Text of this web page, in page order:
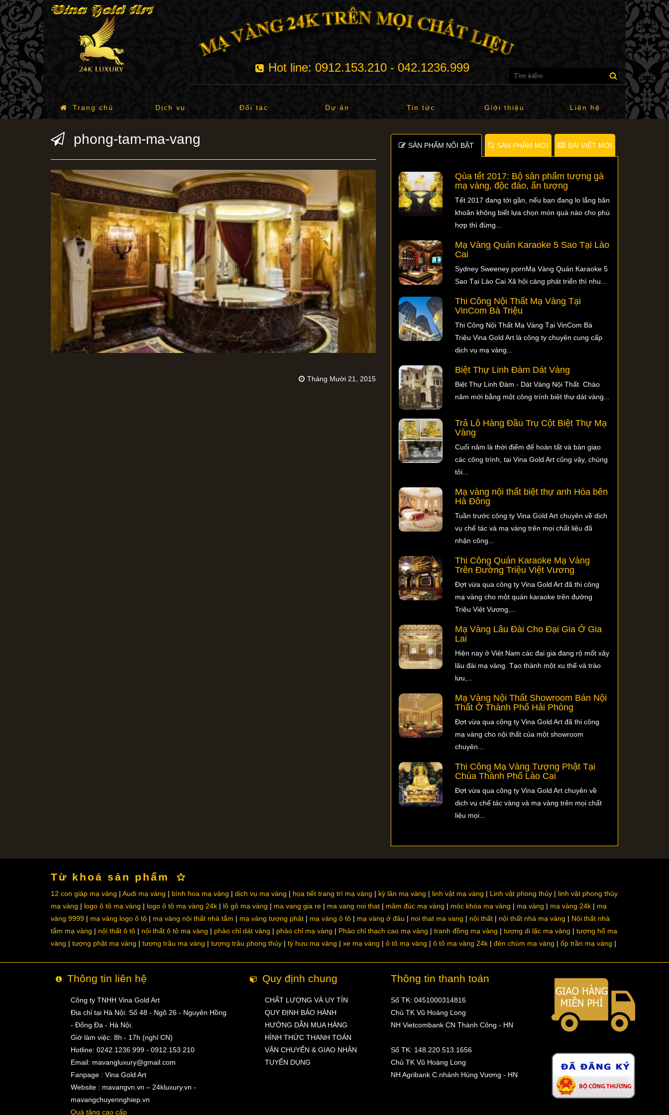
Hot line: 0912.153.210 - 042.1236.999
Trang chủ Dịch vụ Đối tác Dự án Tin tức Giới thiệu Liên hệ
phong-tam-ma-vang
Tháng Mười 21, 2015
SẢN PHẨM NỐI BẬT SẢN PHẨM MỚI BÀI VIẾT MỚI
Qùa tết 2017: Bộ sản phẩm tượng gà
mạ vàng, độc đáo, ấn tượng
Tết 2017 đang tới gần, nếu bạn đang lo lắng băn
khoăn không biết lựa chọn món quà nào cho phù
hợp thì đừng...
Mạ Vàng Quán Karaoke 5 Sao Tại Lào
Cai
Sydney Sweeney pornMạ Vàng Quán Karaoke 5
Sao Tại Lào Cai Xã hội càng phát triển thì nhu...
Thi Công Nội Thất Mạ Vàng Tại
VinCom Bà Triệu
Thi Công Nội Thất Mạ Vàng Tại VinCom Bà
Triệu Vina Gold Art là công ty chuyên cung cấp
dịch vụ mạ vàng...
Biệt Thự Linh Đàm Dát Vàng
Biệt Thự Linh Đàm - Dát Vàng Nội Thất Chào
năm mới bằng một công trình biệt thự dát vàng...
Trả Lô Hàng Đầu Trụ Cột Biệt Thự Mạ
Vàng
Cuối năm là thời điểm để hoàn tất và bàn giao
các công trình, tại Vina Gold Art cũng vậy, chúng
tôi...
Mạ vàng nội thất biệt thự anh Hòa bên
Hà Đông
Tuần trước công ty Vina Gold Art chuyên về dịch
vụ chế tác và mạ vàng trên mọi chất liệu đã
nhận công...
Thi Công Quán Karaoke Mạ Vàng
Trên Đường Triệu Việt Vương
Đợt vừa qua công ty Vina Gold Art đã thi công
mạ vàng cho một quán karaoke trên đường
Triệu Việt Vương,...
Mạ Vàng Lâu Đài Cho Đại Gia Ở Gia
Lai
Hiện nay ở Việt Nam các đại gia đang rộ mốt xây
lâu đài mạ vàng. Tạo thành một xu thế và trào
lưu,...
Mạ Vàng Nội Thất Showroom Bán Nội
Thất Ở Thành Phố Hải Phòng
Đợt vừa qua công ty Vina Gold Art đã thi công
mạ vàng cho nội thất của một showroom
chuyên...
Thi Công Mạ Vàng Tượng Phật Tại
Chùa Thành Phố Lào Cai
Đợt vừa qua công ty Vina Gold Art chuyên về
dịch vụ chế tác vàng và mạ vàng trên mọi chất
liệu mọi...
Từ khoá sản phẩm
12 con giáp mạ vàng Audi mạ vàng bình hoa mạ vàng dịch vụ mạ vàng họa tiết trang trí mạ vàng kỳ lân mạ vàng linh vật mạ vàng Linh vật phong thủy
linh vật phong thủy
mạ vàng
logo ô tô mạ vàng logo ô tô mạ vàng 24k lô gô mạ vàng ma vang gia re ma vang noi that mâm đúc mạ vàng móc khóa mạ vàng mạ vàng mạ vàng 24k
mạ
vàng 9999
mạ vàng logo ô tô mạ vàng nội thất nhà tắm mạ vàng tượng phật mạ vàng ô tô mạ vàng ở đâu noi that ma vang nội thất nội thất nhà mạ vàng
Nội thất nhà
tắm mạ vàng
nội thất ô tô nội thất ô tô mạ vàng phào chỉ dát vàng phào chỉ mạ vàng Phào chỉ thạch cao mạ vàng tranh đồng mạ vàng tượng di lặc mạ vàng
tượng hổ mạ
vàng
tượng phật mạ vàng tượng trâu mạ vàng tượng trâu phong thủy tỳ hưu mạ vàng xe mạ vàng ô tô mạ vàng ô tô mạ vàng 24k đèn chùm mạ vàng ốp trần mạ vàng
Thông tin liên hệ
Công ty TNHH Vina Gold Art
Địa chỉ tại Hà Nội: Số 48 - Ngõ 26 - Nguyên Hồng
- Đống Đa - Hà Nội.
Giờ làm việc: 8h - 17h (nghỉ CN)
Hotline: 0242.1236.999 - 0912.153.210
Email: mavangluxury@gmail.com
Fanpage : Vina Gold Art
Website : mavangvn.vn – 24kluxury.vn -
mavangchuyennghiep.vn
Quà tặng cao cấp
Quy định chung
CHẤT LƯỢNG VÀ UY TÍN
QUY ĐỊNH BẢO HÀNH
HƯỚNG DẪN MUA HÀNG
HÌNH THỨC THANH TOÁN
VẬN CHUYỂN & GIAO NHẬN
TUYỂN DỤNG
Thông tin thanh toán
Số TK: 0451000314816
Chủ TK Vũ Hoàng Long
NH Vietcombank CN Thành Công - HN
Số TK: 148.220.513.1656
Chủ TK Vũ Hoàng Long
NH Agribank C.nhánh Hùng Vương - HN